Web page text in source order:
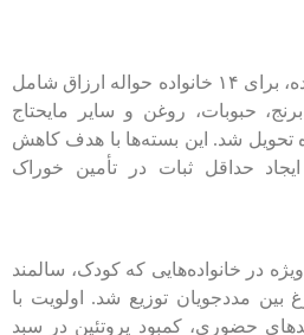
بر اساس نیازسنجی انجام‌شده، برای ۱۴ خانواده حواله ارزاق شامل
حبوبات، روغن و سایر مایحتاج
شد. این بسته‌ها با هدف کاهش
حداقل ثبات در تأمین خوراک
در خانواده‌هایی که کودک، سالمند
۱۸ حواله مرغ بین مددجویان توزیع شد. اولویت با
حضوری، کمبود پروتئین در سبد